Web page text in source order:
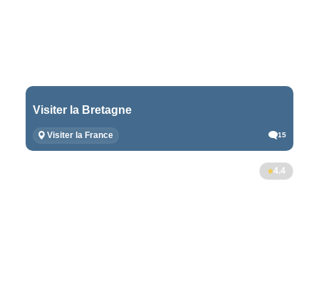
Visiter la Bretagne
Visiter la France 15
4.4